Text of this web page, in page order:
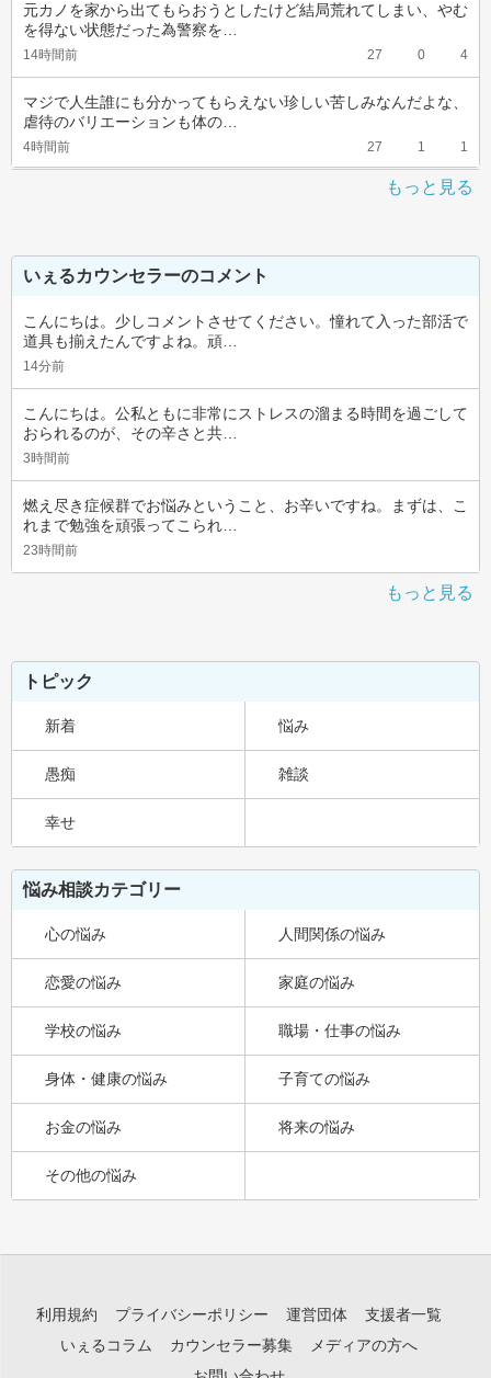
元カノを家から出てもらおうとしたけど結局荒れてしまい、やむ
を得ない状態だった為警察を…
14時間前 27 0 4
マジで人生誰にも分かってもらえない珍しい苦しみなんだよな、
虐待のバリエーションも体の…
4時間前 27 1 1
もっと見る
いぇるカウンセラーのコメント
こんにちは。少しコメントさせてください。憧れて入った部活で
道具も揃えたんですよね。頑…
14分前
こんにちは。公私ともに非常にストレスの溜まる時間を過ごして
おられるのが、その辛さと共…
3時間前
燃え尽き症候群でお悩みということ、お辛いですね。まずは、こ
れまで勉強を頑張ってこられ…
23時間前
もっと見る
トピック
新着 悩み
愚痴 雑談
幸せ
悩み相談カテゴリー
心の悩み 人間関係の悩み
恋愛の悩み 家庭の悩み
学校の悩み 職場・仕事の悩み
身体・健康の悩み 子育ての悩み
お金の悩み 将来の悩み
その他の悩み
利用規約 プライバシーポリシー 運営団体
支援者一覧
いぇるコラム
カウンセラー募集
メディアの方へ